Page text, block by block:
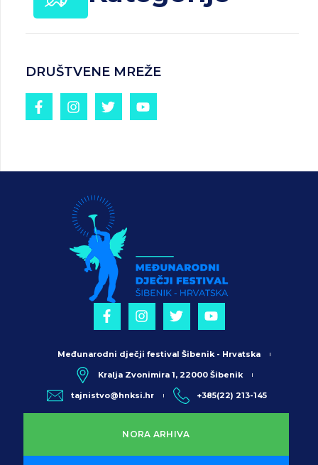
DRUŠTVENE MREŽE
NORA ARHIVA
Međunarodni dječji festival Šibenik - Hrvatska
Kralja Zvonimira 1, 22000 Šibenik
tajnistvo@hnksi.hr +385(22) 213-145